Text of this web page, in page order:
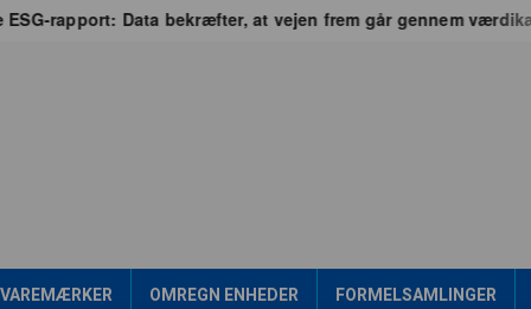
rapport: Data bekræfter, at vejen frem går gennem
OMREGN ENHEDER FORMELSAMLINGER